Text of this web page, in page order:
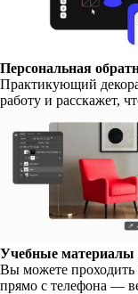
Персональная
Практикующий
работу и расскажет,
Учебные материалы
Вы можете
прямо с телефона —